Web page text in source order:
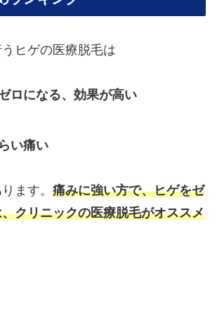
ヒゲの医療脱毛は
ロになる、効果が高い
い痛い
ます。 痛みに強い方で、ヒゲをゼ
クリニックの医療脱毛がオススメ